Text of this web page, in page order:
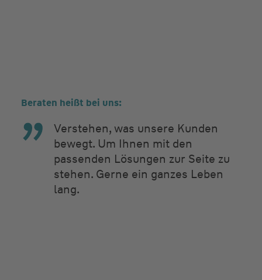
Beraten heißt bei uns:
Verstehen, was unsere Kunden
bewegt. Um Ihnen mit den
passenden Lösungen zur Seite zu
stehen. Gerne ein ganzes Leben
lang.